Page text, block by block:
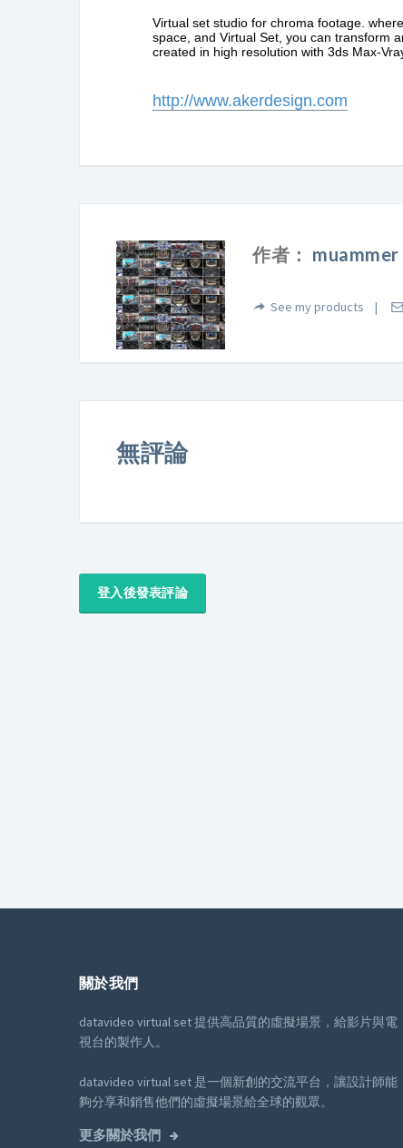
Virtual set studio for chroma footage.
space, and Virtual Set, you can transform
created in high resolution with 3ds Max-
http://www.akerdesign.com
作者：
See my products
無評論
登入後發表評論
關於我們
datavideo virtual set 提供高品質的虛擬場景，給影片與電
視台的製作人。
datavideo virtual set 是一個新創的交流平台，讓設計師能
夠分享和銷售他們的虛擬場景給全球的觀眾。
更多關於我們